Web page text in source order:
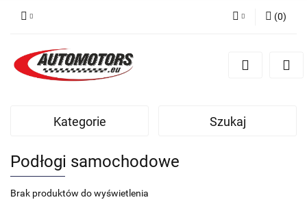
Zarejestruj się
(0)
Kategorie Szukaj
Podłogi samochodowe
Brak produktów do wyświetlenia